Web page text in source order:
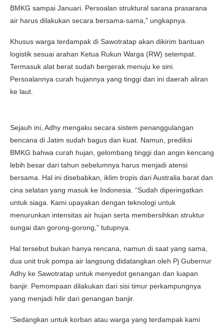
BMKG sampai Januari. Persoalan struktural sarana prasarana
air harus dilakukan secara bersama-sama,” ungkapnya.
Khusus warga terdampak di Sawotratap akan dikirim bantuan
logistik sesuai arahan Ketua Rukun Warga (RW) setempat.
Termasuk alat berat sudah bergerak menuju ke sini.
Persoalannya curah hujannya yang tinggi dan ini daerah aliran
ke laut.
Sejauh ini, Adhy mengaku secara sistem penanggulangan
bencana di Jatim sudah bagus dan kuat. Namun, prediksi
BMKG bahwa curah hujan, gelombang tinggi dan angin kencang
lebih besar dari tahun sebelumnya harus menjadi atensi
bersama. Hal ini disebabkan, iklim tropis dari Australia barat dan
cina selatan yang masuk ke Indonesia. “Sudah diperingatkan
untuk siaga. Kami upayakan dengan teknologi untuk
menurunkan intensitas air hujan serta membersihkan struktur
sungai dan gorong-gorong,” tutupnya.
Hal tersebut bukan hanya rencana, namun di saat yang sama,
dua unit truk pompa air langsung didatangkan oleh Pj Gubernur
Adhy ke Sawotratap untuk menyedot genangan dan luapan
banjir. Pemompaan dilakukan dari sisi timur perkampungnya
yang menjadi hilir dari genangan banjir.
“Sedangkan untuk korban atau warga yang terdampak kami